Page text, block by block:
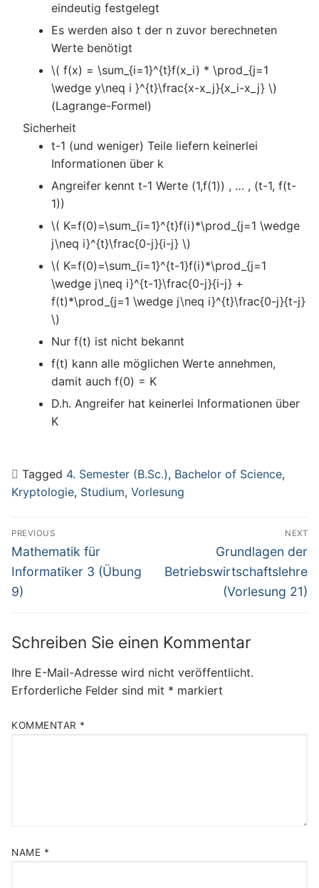
eindeutig festgelegt
Es werden also t der n zuvor berechneten
Werte benötigt
\( f(x) = \sum_{i=1}^{t}f(x_i) * \prod_{j=1
\wedge y\neq i }^{t}\frac{x-x_j}{x_i-x_j} \)
(Lagrange-Formel)
Sicherheit
t-1 (und weniger) Teile liefern keinerlei
Informationen über k
Angreifer kennt t-1 Werte (1,f(1)) , … , (t-1, f(t-
1))
\( K=f(0)=\sum_{i=1}^{t}f(i)*\prod_{j=1 \wedge
j\neq i}^{t}\frac{0-j}{i-j} \)
\( K=f(0)=\sum_{i=1}^{t-1}f(i)*\prod_{j=1
\wedge j\neq i}^{t-1}\frac{0-j}{i-j} +
f(t)*\prod_{j=1 \wedge j\neq i}^{t}\frac{0-j}{t-j}
\)
Nur f(t) ist nicht bekannt
f(t) kann alle möglichen Werte annehmen,
damit auch f(0) = K
D.h. Angreifer hat keinerlei Informationen über
K
Tagged 4. Semester (B.Sc.), Bachelor of Science,
Kryptologie, Studium, Vorlesung
Beitragsnavigation
PREVIOUS
Previous
post:
Mathematik für
Informatiker 3 (Übung
9)
NEXT
Next
post:
Grundlagen der
Betriebswirtschaftslehre
(Vorlesung 21)
Schreiben Sie einen Kommentar
Ihre E-Mail-Adresse wird nicht veröffentlicht.
Erforderliche Felder sind mit * markiert
KOMMENTAR *
NAME *